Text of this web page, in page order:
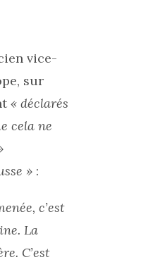
vice-
sur
« déclarés
cela ne
» :
c’est
La
C’est